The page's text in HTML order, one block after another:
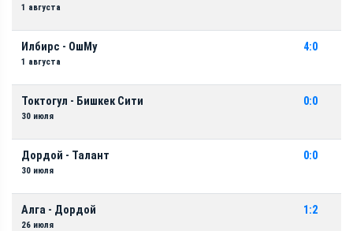
1 августа
Илбирс - ОшМу
1 августа
4:0
Токтогул - Бишкек Сити
30 июля
0:0
Дордой - Талант
30 июля
0:0
Алга - Дордой
26 июля
1:2